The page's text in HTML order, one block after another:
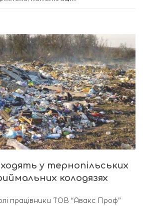
у тернопільських
колодязях
працівники ТОВ “Авакс Проф”